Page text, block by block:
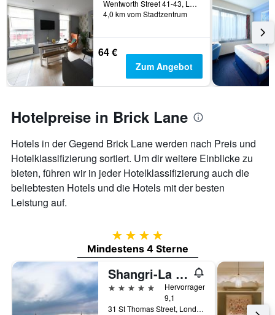
Wentworth Street 41-43, London, Großbritannien
4,0 km vom Stadtzentrum
64 €
Zum Angebot
Hotelpreise in Brick Lane
Hotels in der Gegend Brick Lane werden nach Preis und
Hotelklassifizierung sortiert. Um dir weitere Einblicke zu
bieten, führen wir in jeder Hotelklassifizierung auch die
beliebtesten Hotels und die Hotels mit der besten
Leistung auf.
4 Sterne
Mindestens 4 Sterne
Shangri-La The Shard, London
5 Sterne
Hervorragend
9,1
31 St Thomas Street, London, Großbritannien